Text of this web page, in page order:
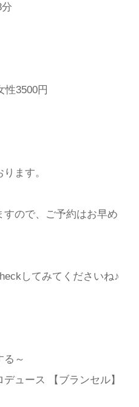
性3500円
ます。
ので、ご予約はお早め
してみてくださいね♪
る～
ュース 【ブランセル】